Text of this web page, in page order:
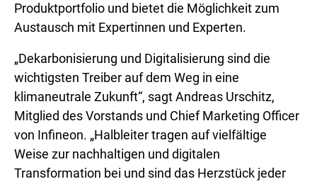
Produktportfolio und bietet die Möglichkeit zum
Austausch mit Expertinnen und Experten.
„Dekarbonisierung und Digitalisierung sind die
wichtigsten Treiber auf dem Weg in eine
klimaneutrale Zukunft“, sagt Andreas Urschitz,
Mitglied des Vorstands und Chief Marketing Officer
von Infineon. „Halbleiter tragen auf vielfältige
Weise zur nachhaltigen und digitalen
Transformation bei und sind das Herzstück jeder